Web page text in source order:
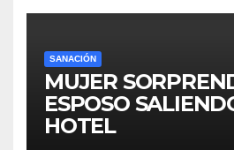
SANACIÓN
MUJER
ESPOSO
HOTEL